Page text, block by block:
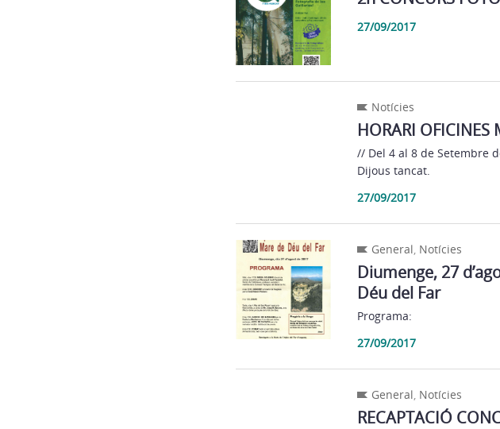
27/09/2017
Notícies
HORARI OFICINES
// Del 4 al 8 de Setembre
Dijous tancat.
27/09/2017
General, Notícies
Diumenge, 27
Déu del Far
Programa:
27/09/2017
General, Notícies
RECAPTACIÓ